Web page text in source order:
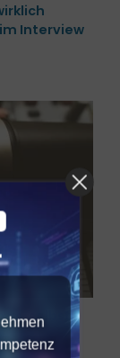
Interview
selbst